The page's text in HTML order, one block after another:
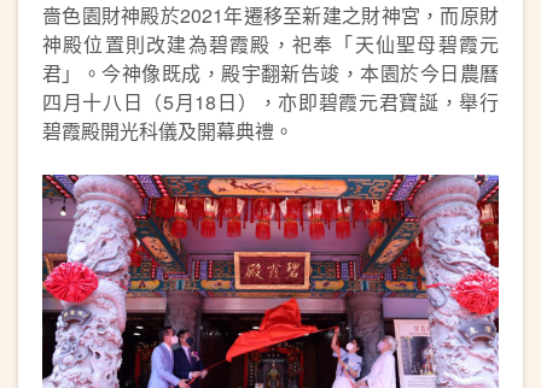
嗇色園財神殿於2021年遷移至新建之財神宮，而原財
神殿位置則改建為碧霞殿，祀奉「天仙聖母碧霞元
君」。今神像既成，殿宇翻新告竣，本園於今日農曆
四月十八日（5月18日），亦即碧霞元君寶誕，舉行
碧霞殿開光科儀及開幕典禮。